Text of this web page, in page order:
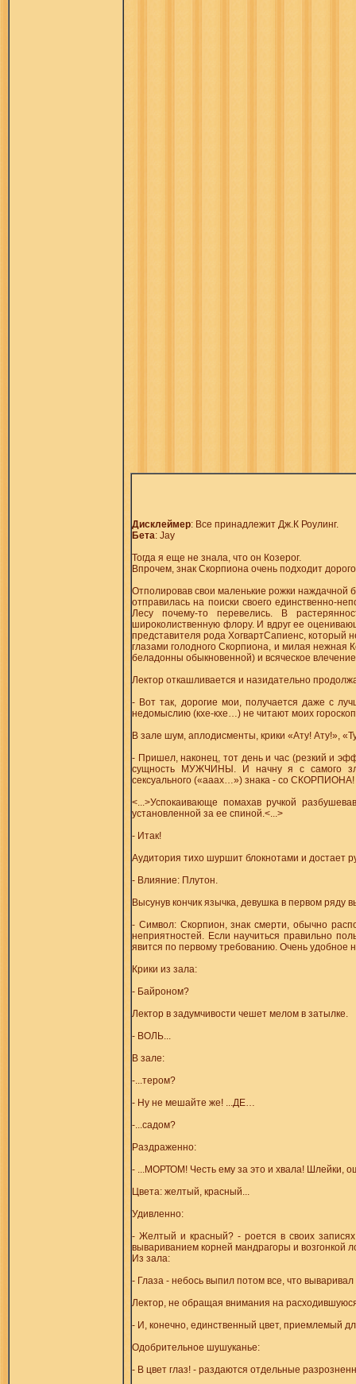
Дисклеймер: Все принадлежит Дж.К Роулинг.
Бета: Jay
Тогда я еще не знала, что он Козерог.
Впрочем, знак Скорпиона очень подходит
Отполировав свои маленькие рожки наждачной
отправилась на поиски своего единственно-
Лесу почему-то перевелись. В
широколиственную флору. И вдруг ее
представителя рода ХогвартСапиенс,
глазами голодного Скорпиона, и милая нежная
беладонны обыкновенной) и всяческое
Лектор откашливается и назидательно
- Вот так, дорогие мои, получается даже с
недомыслию (кхе-кхе…) не читают моих
В зале шум, аплодисменты, крики «Ату! Ату!»,
- Пришел, наконец, тот день и час (резкий и
сущность МУЖЧИНЫ. И начну я с самого
сексуального («ааах…») знака - со СКОРПИОНА!
<...>Успокаивающе помахав ручкой
установленной за ее спиной.<...>
- Итак!
Аудитория тихо шуршит блокнотами и достает
- Влияние: Плутон.
Высунув кончик язычка, девушка в первом ряду
- Символ: Скорпион, знак смерти, обычно
неприятностей. Если научиться правильно
явится по первому требованию. Очень удобное
Крики из зала:
- Байроном?
Лектор в задумчивости чешет мелом в затылке.
- ВОЛЬ...
В зале:
-...тером?
- Ну не мешайте же! ...ДЕ…
-...садом?
Раздраженно:
- ...МОРТОМ! Честь ему за это и хвала! Шлейки,
Цвета: желтый, красный...
Удивленно:
- Желтый и красный? - роется в своих
вывариванием корней мандрагоры и возгонкой
Из зала:
- Глаза - небось выпил потом все, что
Лектор, не обращая внимания на
- И, конечно, единственный цвет, приемлемый
Одобрительное шушуканье:
- В цвет глаз! - раздаются отдельные